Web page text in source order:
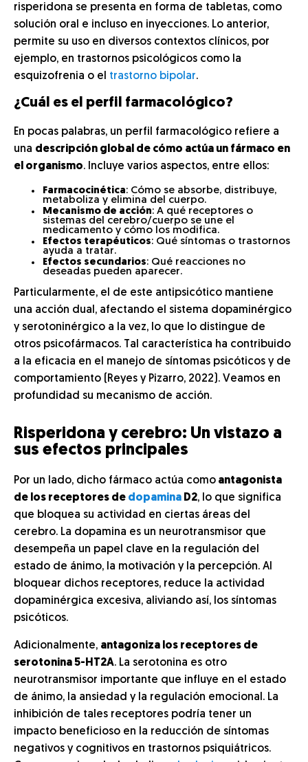
risperidona se presenta en forma de tabletas, como
solución oral e incluso en inyecciones. Lo anterior,
permite su uso en diversos contextos clínicos, por
ejemplo, en trastornos psicológicos como la
esquizofrenia o el trastorno bipolar.
¿Cuál es el perfil farmacológico?
En pocas palabras, un perfil farmacológico refiere a
una descripción global de cómo actúa un fármaco en
el organismo. Incluye varios aspectos, entre ellos:
Farmacocinética: Cómo se absorbe, distribuye,
metaboliza y elimina del cuerpo.
Mecanismo de acción: A qué receptores o
sistemas del cerebro/cuerpo se une el
medicamento y cómo los modifica.
Efectos terapéuticos: Qué síntomas o trastornos
ayuda a tratar.
Efectos secundarios: Qué reacciones no
deseadas pueden aparecer.
Particularmente, el de este antipsicótico mantiene
una acción dual, afectando el sistema dopaminérgico
y serotoninérgico a la vez, lo que lo distingue de
otros psicofármacos. Tal característica ha contribuido
a la eficacia en el manejo de síntomas psicóticos y de
comportamiento (Reyes y Pizarro, 2022). Veamos en
profundidad su mecanismo de acción.
Risperidona y cerebro: Un vistazo a
sus efectos principales
Por un lado, dicho fármaco actúa como antagonista
de los receptores de dopamina D2, lo que significa
que bloquea su actividad en ciertas áreas del
cerebro. La dopamina es un neurotransmisor que
desempeña un papel clave en la regulación del
estado de ánimo, la motivación y la percepción. Al
bloquear dichos receptores, reduce la actividad
dopaminérgica excesiva, aliviando así, los síntomas
psicóticos.
Adicionalmente, antagoniza los receptores de
serotonina 5-HT2A. La serotonina es otro
neurotransmisor importante que influye en el estado
de ánimo, la ansiedad y la regulación emocional. La
inhibición de tales receptores podría tener un
impacto beneficioso en la reducción de síntomas
negativos y cognitivos en trastornos psiquiátricos.